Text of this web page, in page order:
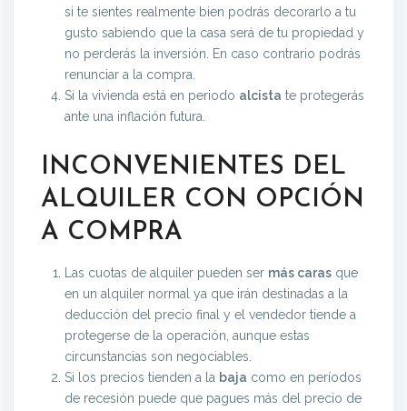
si te sientes realmente bien podrás decorarlo a tu
gusto sabiendo que la casa será de tu propiedad y
no perderás la inversión. En caso contrario podrás
renunciar a la compra.
Si la vivienda está en periodo alcista te protegerás
ante una inflación futura.
INCONVENIENTES DEL
ALQUILER CON OPCIÓN
A COMPRA
Las cuotas de alquiler pueden ser más caras que
en un alquiler normal ya que irán destinadas a la
deducción del precio final y el vendedor tiende a
protegerse de la operación, aunque estas
circunstancias son negociables.
Si los precios tienden a la baja como en períodos
de recesión puede que pagues más del precio de